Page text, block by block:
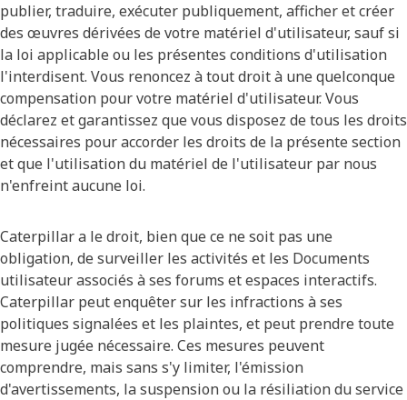
publier, traduire, exécuter publiquement, afficher et créer
des œuvres dérivées de votre matériel d'utilisateur, sauf si
la loi applicable ou les présentes conditions d'utilisation
l'interdisent. Vous renoncez à tout droit à une quelconque
compensation pour votre matériel d'utilisateur. Vous
déclarez et garantissez que vous disposez de tous les droits
nécessaires pour accorder les droits de la présente section
et que l'utilisation du matériel de l'utilisateur par nous
n'enfreint aucune loi.
Caterpillar a le droit, bien que ce ne soit pas une
obligation, de surveiller les activités et les Documents
utilisateur associés à ses forums et espaces interactifs.
Caterpillar peut enquêter sur les infractions à ses
politiques signalées et les plaintes, et peut prendre toute
mesure jugée nécessaire. Ces mesures peuvent
comprendre, mais sans s'y limiter, l'émission
d'avertissements, la suspension ou la résiliation du service